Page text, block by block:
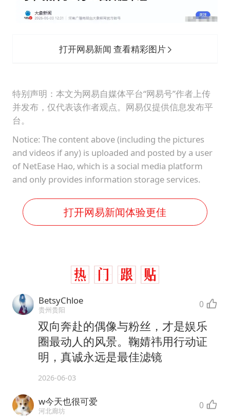
打开网易新闻 查看精彩图片
特别声明：本文为网易自媒体平台“网易号”作者上传
并发布，仅代表该作者观点。网易仅提供信息发布平
台。
Notice: The content above (including the pictures
and videos if any) is uploaded and posted by a user
of NetEase Hao, which is a social media platform
and only provides information storage services.
打开网易新闻体验更佳
BetsyChloe
贵州贵阳 0
双向奔赴的偶像与粉丝，才是娱乐
圈最动人的风景。鞠婧祎用行动证
明，真诚永远是最佳滤镜
2026-06-03
w今天也很可爱
河北廊坊 0